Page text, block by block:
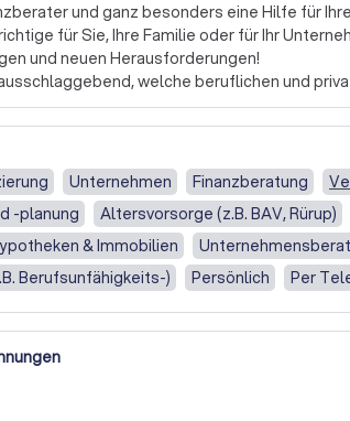
und ganz besonders eine Hilfe für
für Sie, Ihre Familie oder für Ihr
und neuen Herausforderungen!
welche beruflichen und
es viel wichtiger, dass Sie sich in die jeweilige
Mandanten hineindenken und Lösungen
die noch ganz am Anfang stehen. Familien,
Unternehmer, die Ihren Betrieb in die
ist dabei immer das gleiche: Ihre Kosten so
wie möglich zu gestalten.
Unternehmen Finanzberatung
-planung
Altersvorsorge (z.B. BAV, Rürup)
& Immobilien
Berufsunfähigkeits-)
Persönlich
Per
Immobilienkauf
Grundstückskauf